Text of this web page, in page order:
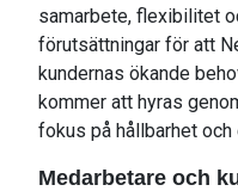
samarbete, flexibilitet
förutsättningar för att
kundernas ökande
kommer att hyras
fokus på hållbarhet
Medarbetare och